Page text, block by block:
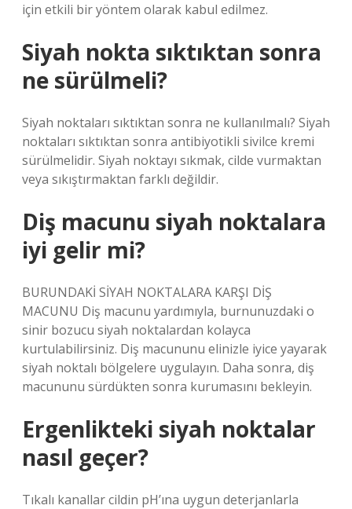
için etkili bir yöntem olarak kabul edilmez.
Siyah nokta sıktıktan sonra
ne sürülmeli?
Siyah noktaları sıktıktan sonra ne kullanılmalı? Siyah
noktaları sıktıktan sonra antibiyotikli sivilce kremi
sürülmelidir. Siyah noktayı sıkmak, cilde vurmaktan
veya sıkıştırmaktan farklı değildir.
Diş macunu siyah noktalara
iyi gelir mi?
BURUNDAKİ SİYAH NOKTALARA KARŞI DİŞ
MACUNU Diş macunu yardımıyla, burnunuzdaki o
sinir bozucu siyah noktalardan kolayca
kurtulabilirsiniz. Diş macununu elinizle iyice yayarak
siyah noktalı bölgelere uygulayın. Daha sonra, diş
macununu sürdükten sonra kurumasını bekleyin.
Ergenlikteki siyah noktalar
nasıl geçer?
Tıkalı kanallar cildin pH’ına uygun deterjanlarla